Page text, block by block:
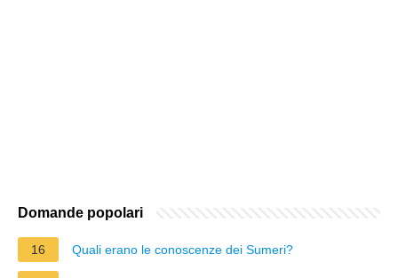
Domande popolari
16 Quali erano le conoscenze dei Sumeri?